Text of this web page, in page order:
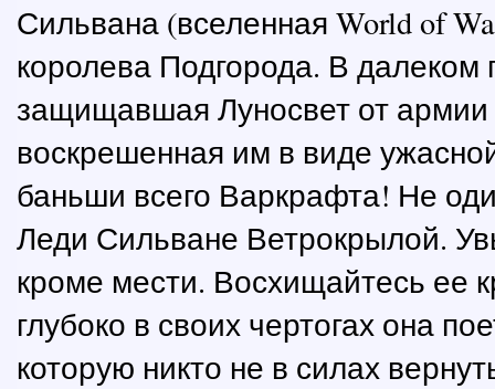
Сильвана (вселенная World of
королева Подгорода. В
защищавшая Луносвет от
воскрешенная им в виде
баньши всего Варкрафта! Не
Леди Сильване Ветрокрылой.
кроме мести. Восхищайтесь ее
глубоко в своих чертогах она
которую никто не в силах